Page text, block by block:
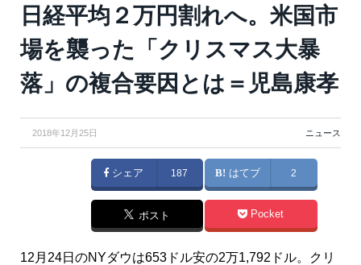
日経平均２万円割れへ。米国市
場を襲った「クリスマス大暴
落」の複合要因とは＝児島康孝
2018年12月25日 ニュース
シェア 187 はてブ 2
ポスト Pocket
12月24日のNYダウは653ドル安の2万1,792ドル。クリ